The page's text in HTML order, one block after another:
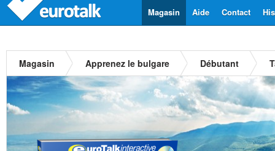
Contact
Aide
Magasin
Magasin Apprenez le bulgare Débutant